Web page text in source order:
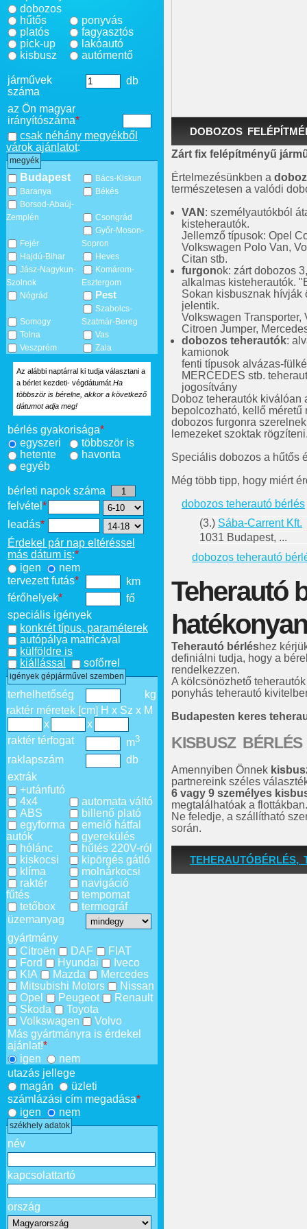
dobozos
hűtős
platós
pick-up
kisbusz
ponyvás
fagyasztós
lakóautó
autómentő
járművek
száma
db
az Ön magyar
irányítószáma*
csak néhány megyékből
várok ajánlatot:
megyék
Budapest
Bács-Kiskun
Baranya
Békés
Borsod-Abaúj-
Zemplén
Csongrád
Fejér
Győr-Moson-
Sopron
Hajdú-Bihar
Heves
Jász-Nagykun-
Szolnok
Komárom-
Esztergom
Nógrád
Pest
Somogy
Szabolcs-
Szatmár-Bereg
Tolna
Vas
Veszprém
Zala
Az alábbi naptárral ki tudja választani a
a bérlet kezdeti- végdátumát. Ha
többször is bérelne, akkor a következő
dátumot adja meg!
bérlés gyakorisága*
egyszeri
többször is
hetente
havonta
egyéb
bérleti napok száma
felvétel *
leadás*
Érdekel pár nap eltéréssel
más dátum is:*
igen
nem
tervezett futás*
km
férőhelyek*
fő
speciális igények
konkrét típus, paraméterek
autópálya matricával
külföldre is
kiállással
sofőrrel
igények gépjárművel szemben
terhelhetőség
kg
raktér méretek [cm] H x Sz x M
x
x
raktér térfogat
m3
raklapszám
db
extrák
+utánfutó
4x4
ABS
egyforma
autók
hólánc
kiskocsi
klíma
raktér
fűtés
tetőbox
automata váltó
billenő plató
emelő hátfal
gyerekülés
hűtés 220V-ról
kipörgés gátló
molnárkocsi
navigáció
tempomat
termográf
üzemanyag
gyártmány
Citroën
DAF
FIAT
Ford
Hyundai
Iveco
KIA
Mazda
Mercedes
Mitsubishi Motors
Nissan
Opel
Peugeot
Renault
Skoda
Toyota
Volkswagen
Volvo
Más gyártmányra is érdekel
ajánlat!*
igen
nem
utazás jellege
magán
üzleti
számlázási cím megadása*
igen
nem
székhely adatok
név
kapcsolattartó
ország
DOBOZOS
Zárt fix felépítményű
Értelmezésünkben a
természetesen a valódi
VAN : személyautókból
kisteherautók.
Jellemző típusok: Opel
Volkswagen Polo Van,
Citan stb.
furgonok: zárt dobozos
alkalmas kisteherautók.
Sokan kisbusznak hívják
jelentik.
Volkswagen Transporter,
Citroen Jumper,
dobozos teherautók:
kamionok
fenti típusok alvázas-
MERCEDES stb.
jogosítvány
Doboz teherautók
bepolcozható, kellő
dobozos furgonra
lemezeket szoktak
Speciális dobozos a hűtős
Még több tipp, hogy miért
dobozos teherautó bérlés
(3.) Sába-Carrent Kft.
1031 Budapest, ...
dobozos teherautó
Teherautó
Teherautó bérléshez
definiálni tudja, hogy a
rendelkezzen.
A kölcsönözhető
ponyhás teherautó
Budapesten keres
KISBUSZ BÉRLÉS
Amennyiben Önnek
partnereink széles
6 vagy 9 személyes
megtalálhatóak a flottákban.
Ne feledje, a szállítható
során.
TEHERAUTÓBÉRLÉS,